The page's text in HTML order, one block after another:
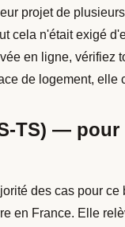
projet de
cela n'était exigé
en ligne, vérifiez
de logement,
TS) —
des cas pour
en France. Elle